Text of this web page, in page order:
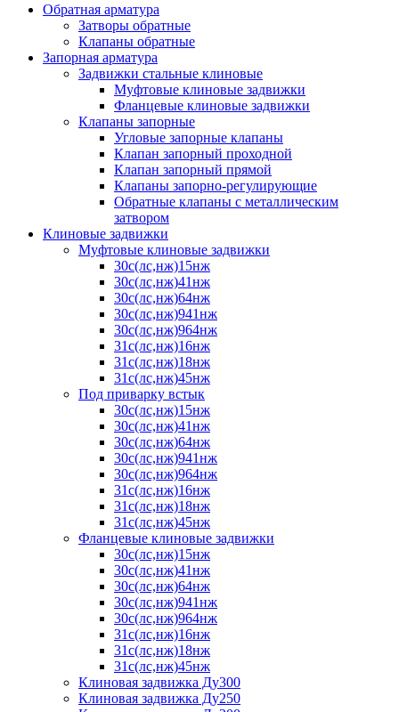
Обратная арматура
Затворы обратные
Клапаны обратные
Запорная арматура
Задвижки стальные клиновые
Муфтовые клиновые задвижки
Фланцевые клиновые задвижки
Клапаны запорные
Угловые запорные клапаны
Клапан запорный проходной
Клапан запорный прямой
Клапаны запорно-регулирующие
Обратные клапаны с металлическим
затвором
Клиновые задвижки
Муфтовые клиновые задвижки
30с(лс,нж)15нж
30с(лс,нж)41нж
30с(лс,нж)64нж
30с(лс,нж)941нж
30с(лс,нж)964нж
31с(лс,нж)16нж
31с(лс,нж)18нж
31с(лс,нж)45нж
Под приварку встык
30с(лс,нж)15нж
30с(лс,нж)41нж
30с(лс,нж)64нж
30с(лс,нж)941нж
30с(лс,нж)964нж
31с(лс,нж)16нж
31с(лс,нж)18нж
31с(лс,нж)45нж
Фланцевые клиновые задвижки
30с(лс,нж)15нж
30с(лс,нж)41нж
30с(лс,нж)64нж
30с(лс,нж)941нж
30с(лс,нж)964нж
31с(лс,нж)16нж
31с(лс,нж)18нж
31с(лс,нж)45нж
Клиновая задвижка Ду300
Клиновая задвижка Ду250